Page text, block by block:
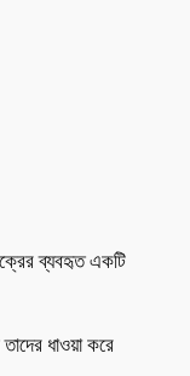
ব্যবহৃত একটি
ধাওয়া করে